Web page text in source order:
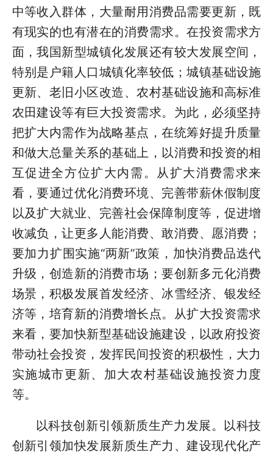
中等收入群体，大量耐用消费品需要更新，既
有现实的也有潜在的消费需求。在投资需求方
面，我国新型城镇化发展还有较大发展空间，
特别是户籍人口城镇化率较低；城镇基础设施
更新、老旧小区改造、农村基础设施和高标准
农田建设等有巨大投资需求。为此，必须坚持
把扩大内需作为战略基点，在统筹好提升质量
和做大总量关系的基础上，以消费和投资的相
互促进全方位扩大内需。从扩大消费需求来
看，要通过优化消费环境、完善带薪休假制度
以及扩大就业、完善社会保障制度等，促进增
收减负，让更多人能消费、敢消费、愿消费；
要加力扩围实施“两新”政策，加快消费品迭代
升级，创造新的消费市场；要创新多元化消费
场景，积极发展首发经济、冰雪经济、银发经
济等，培育新的消费增长点。从扩大投资需求
来看，要加快新型基础设施建设，以政府投资
带动社会投资，发挥民间投资的积极性，大力
实施城市更新、加大农村基础设施投资力度
等。
以科技创新引领新质生产力发展。以科技
创新引领加快发展新质生产力、建设现代化产